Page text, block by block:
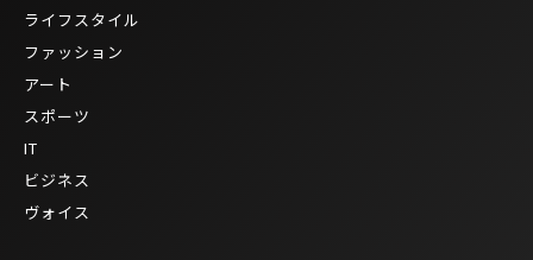
ライフスタイル
ファッション
アート
スポーツ
IT
ビジネス
ヴォイス